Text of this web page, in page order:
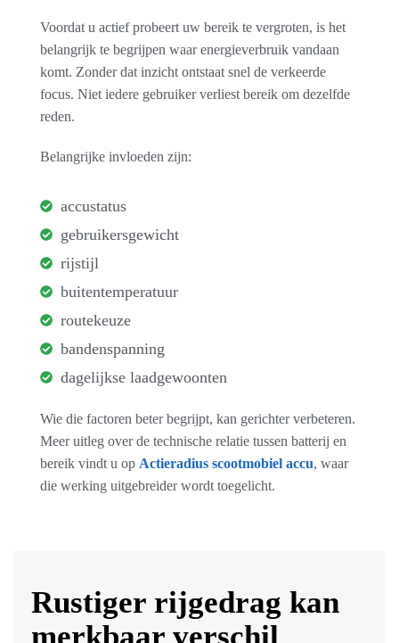
Voordat u actief probeert uw bereik te vergroten, is het
belangrijk te begrijpen waar energieverbruik vandaan
komt. Zonder dat inzicht ontstaat snel de verkeerde
focus. Niet iedere gebruiker verliest bereik om dezelfde
reden.
Belangrijke invloeden zijn:
accustatus
gebruikersgewicht
rijstijl
buitentemperatuur
routekeuze
bandenspanning
dagelijkse laadgewoonten
Wie die factoren beter begrijpt, kan gerichter verbeteren.
Meer uitleg over de technische relatie tussen batterij en
bereik vindt u op Actieradius scootmobiel accu, waar
die werking uitgebreider wordt toegelicht.
Rustiger rijgedrag kan